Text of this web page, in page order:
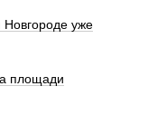
уже
площади